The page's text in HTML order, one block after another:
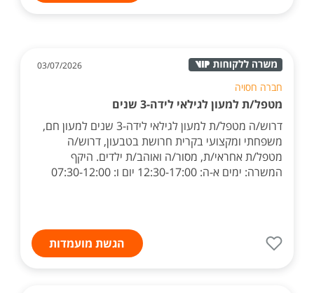
03/07/2026
חברה חסויה
מטפל/ת למעון לגילאי לידה-3 שנים
דרוש/ה מטפל/ת למעון לגילאי לידה-3 שנים למעון חם,
משפחתי ומקצועי בקרית חרושת בטבעון, דרוש/ה
מטפל/ת אחראי/ת, מסור/ה ואוהב/ת ילדים. היקף
המשרה: ימים א-ה: 12:30-17:00 יום ו: 07:30-12:00
הגשת מועמדות